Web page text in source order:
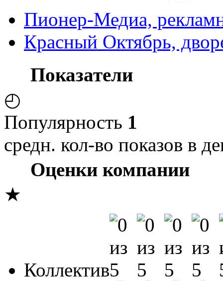
Пионер-Медиа,
Красный Октябрь,
Показатели
◴
Популярность 1
средн. кол-во показов в
Оценки компании
★
Коллектив